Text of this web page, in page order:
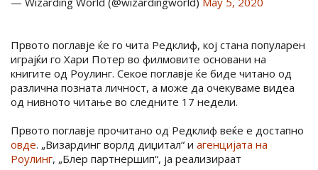
Првото поглавје ќе го чита Редклиф, кој стана популарен
играјќи го Хари Потер во филмовите основани на
книгите од Роулинг. Секое поглавје ќе биде читано од
различна позната личност, а може да очекуваме видеа
од нивното читање во следните 17 недели.
Првото поглавје прочитано од Редклиф веќе е достапно
овде. „Визардинг ворлд диџитал“ и агенцијата на
Роулинг, „Блер партнершип“, ја реализираат